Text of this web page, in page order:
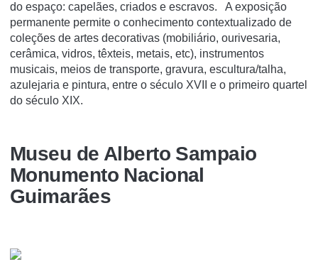
do espaço: capelães, criados e escravos. A exposição
permanente permite o conhecimento contextualizado de
coleções de artes decorativas (mobiliário, ourivesaria,
cerâmica, vidros, têxteis, metais, etc), instrumentos
musicais, meios de transporte, gravura, escultura/talha,
azulejaria e pintura, entre o século XVII e o primeiro quartel
do século XIX.
Museu de Alberto Sampaio
Monumento Nacional
Guimarães